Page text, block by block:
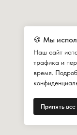
🍪 Мы
Наш сайт
трафика и
время.
Принять все